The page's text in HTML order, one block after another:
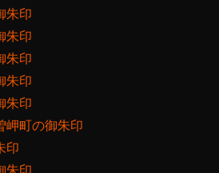
朱印
朱印
朱印
朱印
朱印
岬町の御朱印
印
朱印